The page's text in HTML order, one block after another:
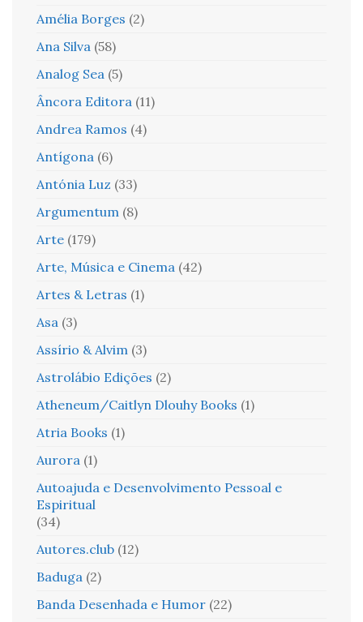
Amélia Borges (2)
Ana Silva (58)
Analog Sea (5)
Âncora Editora (11)
Andrea Ramos (4)
Antígona (6)
Antónia Luz (33)
Argumentum (8)
Arte (179)
Arte, Música e Cinema (42)
Artes & Letras (1)
Asa (3)
Assírio & Alvim (3)
Astrolábio Edições (2)
Atheneum/Caitlyn Dlouhy Books (1)
Atria Books (1)
Aurora (1)
Autoajuda e Desenvolvimento Pessoal e
Espiritual
(34)
Autores.club (12)
Baduga (2)
Banda Desenhada e Humor (22)